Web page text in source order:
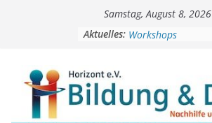
Samstag, August 8, 2026
Aktuelles:
Soziale Aktivitäten
Workshops